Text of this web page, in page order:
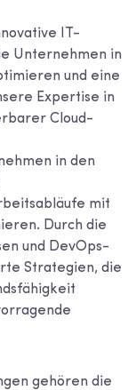
IT-
Unternehmen in
und eine
Expertise in
Cloud-
in den
mit
Durch die
und DevOps-
Strategien, die
gehören die